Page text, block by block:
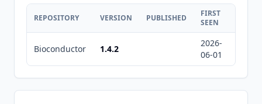
REPOSITORY VERSION PUBLISHED
FIRST
SEEN
Bioconductor 1.4.2
2026-
06-01